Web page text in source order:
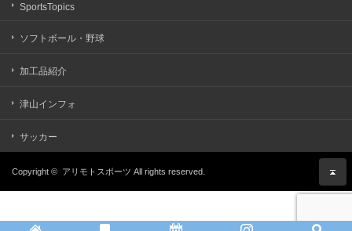
SportsTopics
ソフトボール・野球
加工品紹介
津山インフォ
サッカー
Copyright © アリモトスポーツ All rights reserved.